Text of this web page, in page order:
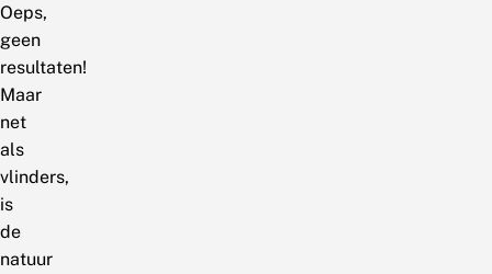
Oeps,
geen
resultaten!
Maar
net
als
vlinders,
is
de
natuur